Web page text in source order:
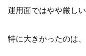
運用面ではやや厳しい
特に大きかったのは、